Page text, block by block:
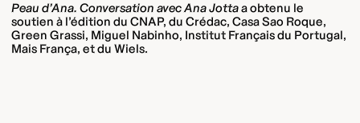
Peau d’Ana. Conversation avec Ana Jottaa obtenu le
soutien à l’édition du CNAP, du Crédac, Casa Sao Roque,
Green Grassi, Miguel Nabinho, Institut Français du Portugal,
Mais França, et du Wiels.